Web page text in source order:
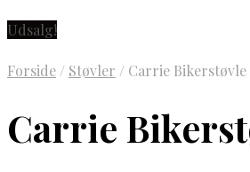
Udsalg!
Forside / Støvler / Carrie Bikerstøvle
Carrie